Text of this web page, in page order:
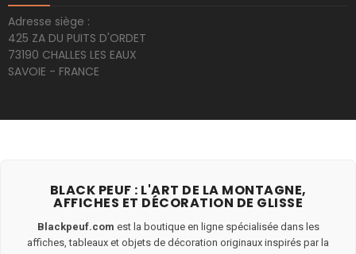
Adresse siège :
425 ZA DU PUITS D'ORDET
73190 CHALLES LES EAUX
SAVOIE - FRANCE
BLACK PEUF : L'ART DE LA MONTAGNE,
AFFICHES ET DÉCORATION DE GLISSE
Blackpeuf.com est la boutique en ligne spécialisée dans les
affiches, tableaux et objets de décoration originaux inspirés par la